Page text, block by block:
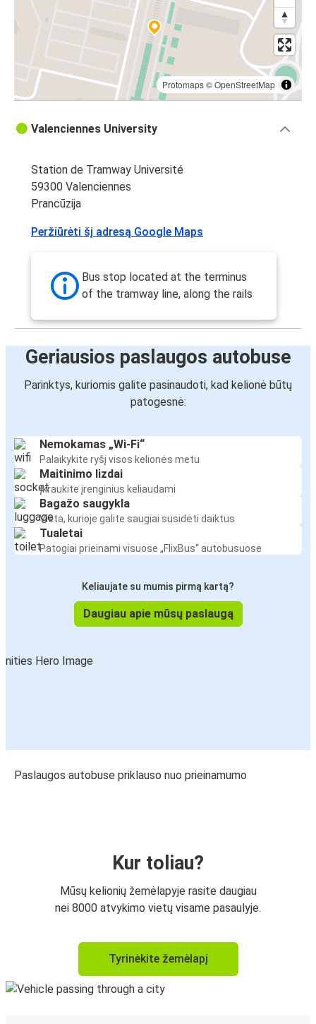
Protomaps©OpenStreetMap
Valenciennes University
Station de Tramway Université
59300 Valenciennes
Prancūzija
Peržiūrėti šį adresą Google Maps
Bus stop located at the terminus
of the tramway line, along the rails
Geriausios paslaugos autobuse
Parinktys, kuriomis galite pasinaudoti, kad kelionė būtų
patogesnė:
Nemokamas „Wi-Fi“
Palaikykite ryšį visos kelionės metu
Maitinimo lizdai
Įkraukite įrenginius keliaudami
Bagažo saugykla
Vieta, kurioje galite saugiai susidėti daiktus
Tualetai
Patogiai prieinami visuose „FlixBus“ autobusuose
Keliaujate su mumis pirmą kartą?
Daugiau apie mūsų paslaugą
Paslaugos autobuse priklauso nuo prieinamumo
Kur toliau?
Mūsų kelionių žemėlapyje rasite daugiau
nei 8000 atvykimo vietų visame pasaulyje.
Tyrinėkite žemėlapį